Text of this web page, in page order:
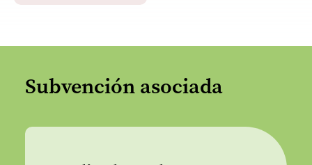
Subvención asociada